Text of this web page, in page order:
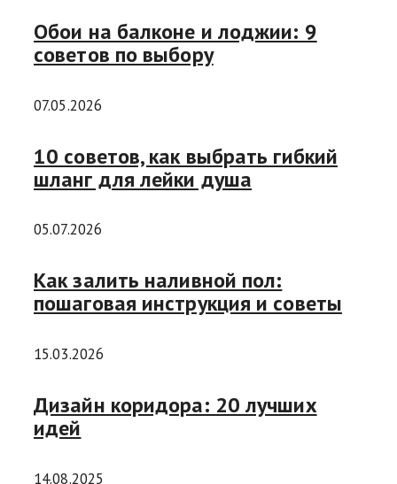
Обои на балконе и лоджии: 9
советов по выбору
07.05.2026
10 советов, как выбрать гибкий
шланг для лейки душа
05.07.2026
Как залить наливной пол:
пошаговая инструкция и советы
15.03.2026
Дизайн коридора: 20 лучших
идей
14.08.2025